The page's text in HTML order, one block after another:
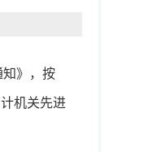
》， 按
机关先进